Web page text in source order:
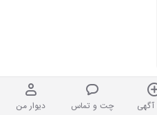
چت و تماس دیوار من